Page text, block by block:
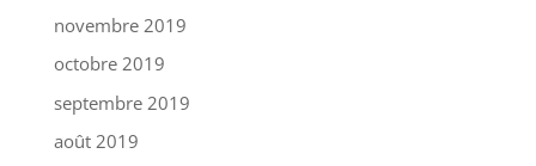
novembre 2019
octobre 2019
septembre 2019
août 2019